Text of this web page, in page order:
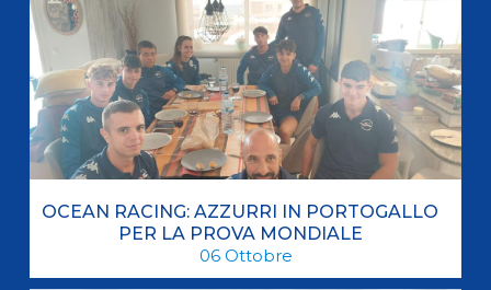
OCEAN RACING: AZZURRI IN PORTOGALLO
PER LA PROVA MONDIALE
06 Ottobre